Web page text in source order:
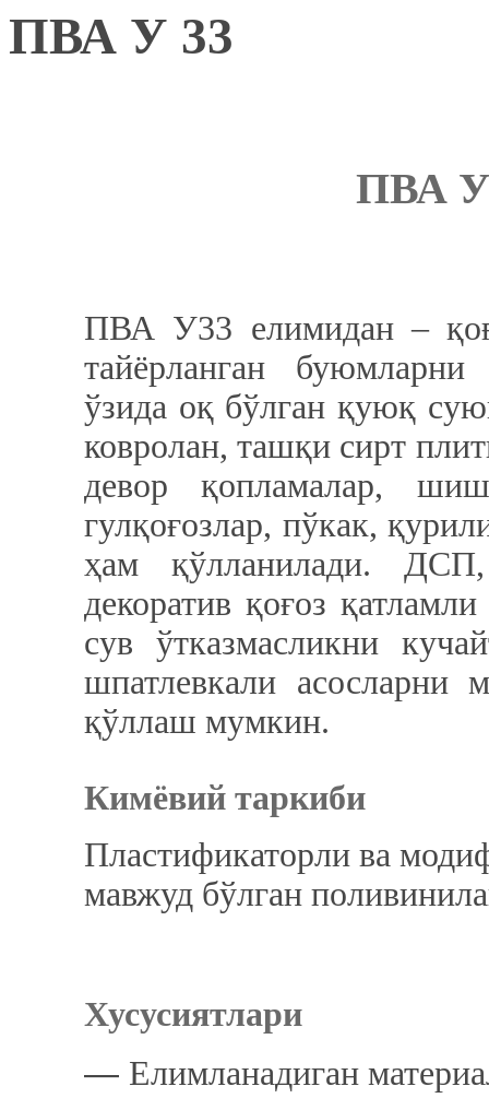
ПВА У 33
ПВА
ПВА У33 елимидан –
тайёрланган
ўзида оқ бўлган қуюқ
ковролан, ташқи сирт
девор қопламалар,
гулқоғозлар, пўкак,
ҳам қўлланилади.
декоратив қоғоз
сув ўтказмасликни
шпатлевкали асосларни
қўллаш мумкин.
Кимёвий таркиби
Пластификаторли ва
мавжуд бўлган
Хусусиятлари
― Елимланадиган